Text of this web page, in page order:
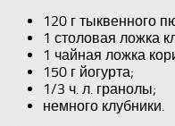
120 г тыквенного
1 столовая ложка
1 чайная ложка
150 г йогурта;
1/3 ч. л. гранолы;
немного клубники.